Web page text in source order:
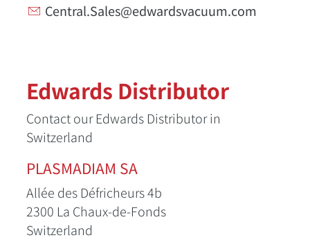
Central.Sales@edwardsvacuum.com
Edwards Distributor
Contact our Edwards Distributor in
Switzerland
PLASMADIAM SA
Allée des Défricheurs 4b
2300 La Chaux-de-Fonds
Switzerland